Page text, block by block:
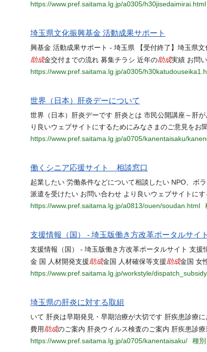
https://www.pref.saitama.lg.jp/a0305/h30jisedaimirai.html
埼玉県文化振興基金 活動成果サポート
興基金 活動成果サポート - 埼玉県 【受付終了】埼玉県
助成金交付までの流れ 募集チラシ 近年の助成実績 お問
https://www.pref.saitama.lg.jp/a0305/
世界（日本）肝炎デーについて
世界（日本）肝炎デーです 肝炎とは 市民公開講座～肝
り良いウェブサイトにするためにみなさまのご意見をお
https://www.pref.saitama.lg.jp/a0705/kanentaisaku/
働くシニア応援サイト 相談窓口
起業したい 労働条件などについて相談したい NPO、ボ
派遣を受けたい お問い合わせ より良いウェブサイトに
https://www.pref.saitama.lg.jp/a0813/ouen/soudan.html
支援情報（国） - 埼玉版働き方改革ポータルサイト
支援情報（国） - 埼玉版働き方改革ポータルサイト 支援
金 国 人材開発支援助成金国 人材確保等支援助成金国 女
https://www.pref.saitama.lg.jp/workstyle/
埼玉県の肝炎に対する取組
いて 肝炎は早期発見・早期治療が大切です 肝疾患診療
費用 助成のご案内 肝炎ウイルス検査のご案内 肝疾患診
https://www.pref.saitama.lg.jp/a0705/kanentaisaku/
種別